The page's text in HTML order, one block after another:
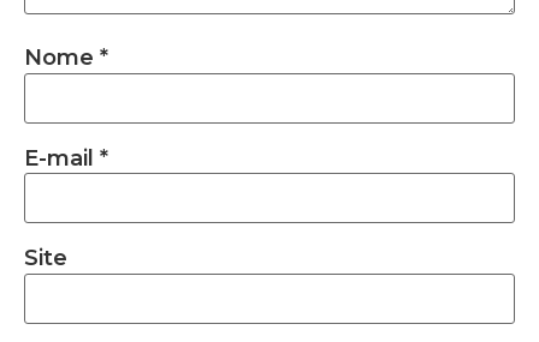
Nome *
E-mail *
Site